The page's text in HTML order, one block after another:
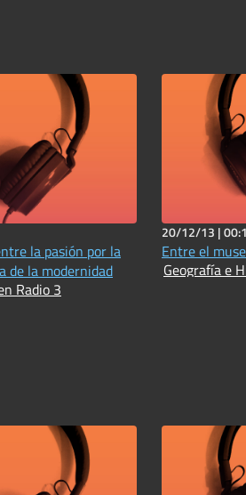
la pasión por la
de la modernidad
Radio 3
20/12/13 |
Entre el
Geografía e